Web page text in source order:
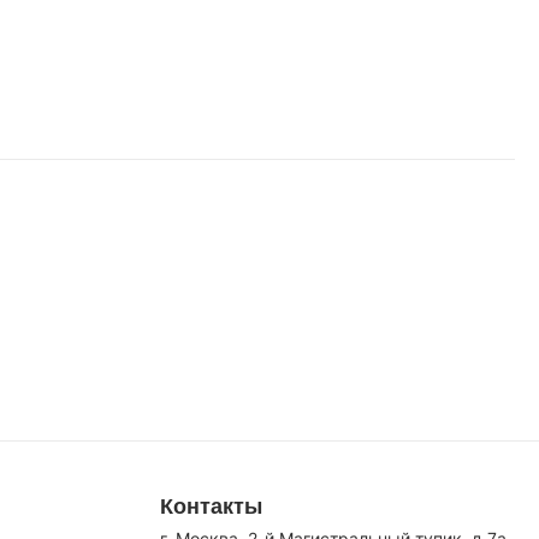
Контакты